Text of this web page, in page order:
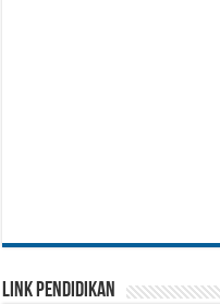
Link Pendidikan